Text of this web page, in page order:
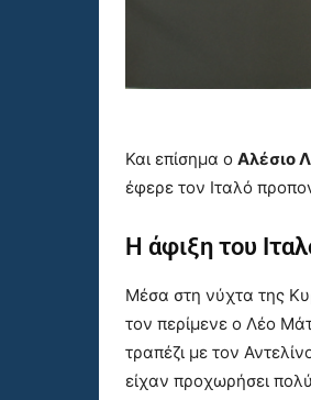
Και επίσημα ο Αλέσιο
έφερε τον Ιταλό
Η άφιξη του
Μέσα στη νύχτα της
τον περίμενε ο Λέο
τραπέζι με τον
είχαν προχωρήσει πολύ